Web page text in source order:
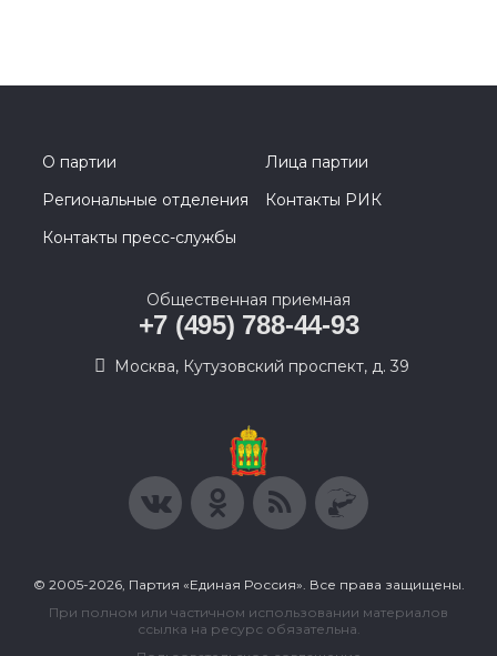
О партии
Лица партии
Региональные отделения
Контакты РИК
Контакты пресс-службы
Общественная приемная
+7 (495) 788-44-93
Москва, Кутузовский проспект, д. 39
© 2005-2026, Партия «Единая Россия». Все права защищены.
При полном или частичном использовании материалов
ссылка на ресурс обязательна.